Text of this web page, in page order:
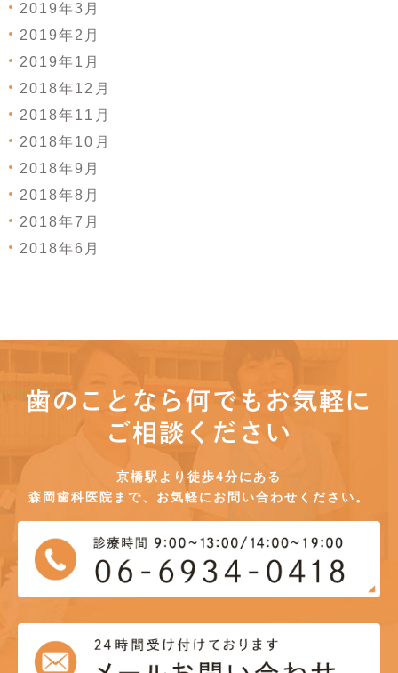
2019年3月
2019年2月
2019年1月
2018年12月
2018年11月
2018年10月
2018年9月
2018年8月
2018年7月
2018年6月
歯のことなら何でもお気軽に
ご相談ください
京橋駅より徒歩4分にある
森岡歯科医院まで、お気軽にお問い合わせください。